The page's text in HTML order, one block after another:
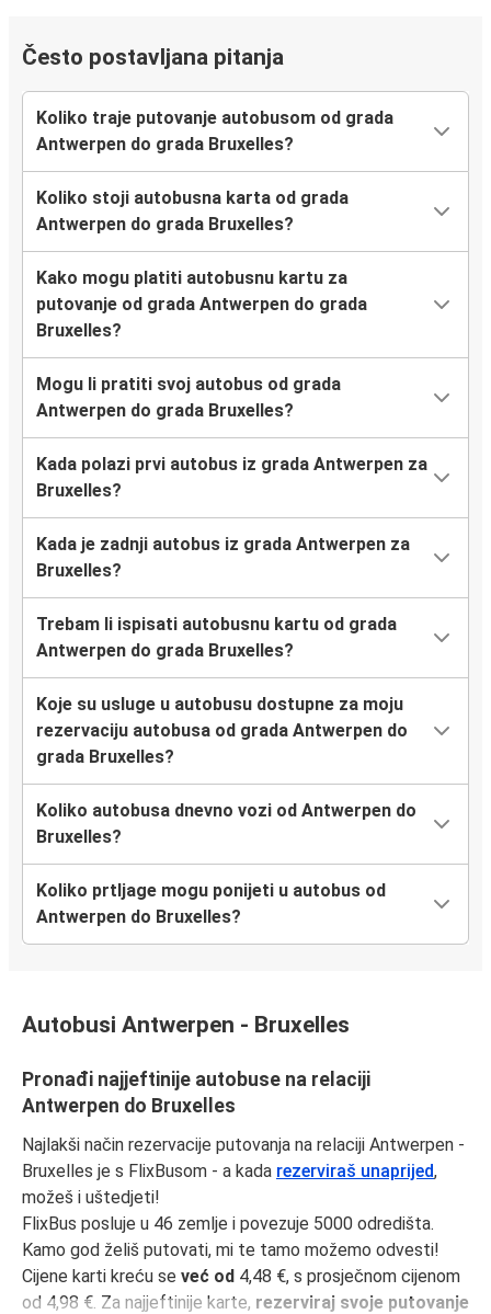
Često postavljana pitanja
Koliko traje putovanje autobusom od grada
Antwerpen do grada Bruxelles?
Koliko stoji autobusna karta od grada
Antwerpen do grada Bruxelles?
Kako mogu platiti autobusnu kartu za
putovanje od grada Antwerpen do grada
Bruxelles?
Mogu li pratiti svoj autobus od grada
Antwerpen do grada Bruxelles?
Kada polazi prvi autobus iz grada Antwerpen za
Bruxelles?
Kada je zadnji autobus iz grada Antwerpen za
Bruxelles?
Trebam li ispisati autobusnu kartu od grada
Antwerpen do grada Bruxelles?
Koje su usluge u autobusu dostupne za moju
rezervaciju autobusa od grada Antwerpen do
grada Bruxelles?
Koliko autobusa dnevno vozi od Antwerpen do
Bruxelles?
Koliko prtljage mogu ponijeti u autobus od
Antwerpen do Bruxelles?
Autobusi Antwerpen - Bruxelles
Pronađi najjeftinije autobuse na relaciji
Antwerpen do Bruxelles
Najlakši način rezervacije putovanja na relaciji Antwerpen -
Bruxelles je s FlixBusom - a kada rezerviraš unaprijed,
možeš i uštedjeti!
FlixBus posluje u 46 zemlje i povezuje 5000 odredišta.
Kamo god želiš putovati, mi te tamo možemo odvesti!
Cijene karti kreću se već od 4,48 €, s prosječnom cijenom
od 4,98 €. Za najjeftinije karte, rezerviraj svoje putovanje